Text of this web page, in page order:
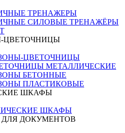
ТРЕНАЖЕРЫ
СИЛОВЫЕ ТРЕНАЖЁРЫ
ЦВЕТОЧНИЦЫ
ЦВЕТОЧНИЦЫ
МЕТАЛЛИЧЕСКИЕ
БЕТОННЫЕ
ПЛАСТИКОВЫЕ
ШКАФЫ
ШКАФЫ
ДОКУМЕНТОВ